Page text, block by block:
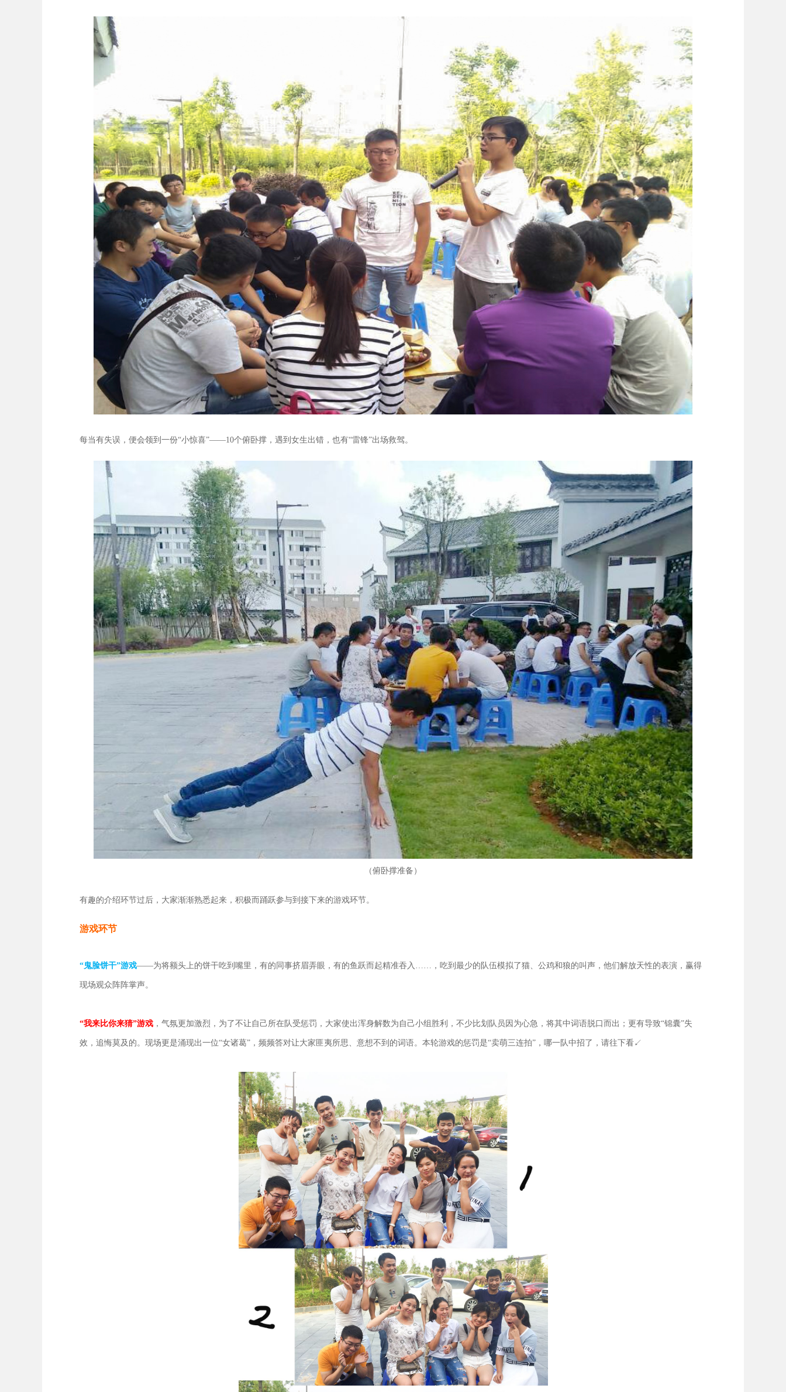
每当有失误，便会领到一份“小惊喜”——10个俯卧撑，遇到女生出错，也有“雷锋”出场救驾。
（俯卧撑准备 ）
有趣的介绍环节过后，大家渐渐熟悉起来，积极而踊跃参与到接下来的游戏环节。
游戏环节
“鬼脸饼干”游戏——为将额头上的饼干吃到嘴里，有的同事挤眉弄眼，有的鱼跃而起精准吞入……，吃到最少的队伍模拟了猫、公鸡和狼的叫声，他们解放天性的表演，赢得
现场观众阵阵掌声。
“我来比你来猜”游戏 ，气氛更加激烈，为了不让自己所在队受惩罚，大家使出浑身解数为自己小组胜利，不少比划队员因为心急，将其中词语脱口而出；更有导致“锦囊”失
效，追悔莫及的。现场更是涌现出一位“女诸葛”，频频答对让大家匪夷所思、意想不到的词语。本轮游戏的惩罚是“卖萌三连拍”，哪一队中招了，请往下看↙